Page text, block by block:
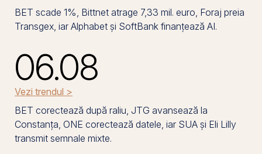
BET scade 1%, Bittnet atrage 7,33 mil. euro, Foraj preia
Transgex, iar Alphabet și SoftBank finanțează AI.
06.08
Vezi trendul >
BET corectează după raliu, JTG avansează la
Constanța, ONE corectează datele, iar SUA și Eli Lilly
transmit semnale mixte.